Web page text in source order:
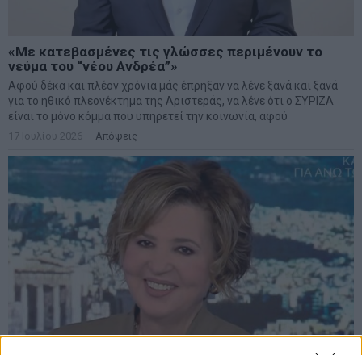
«Με κατεβασμένες τις γλώσσες περιμένουν το
νεύμα του “νέου Ανδρέα”»
Αφού δέκα και πλέον χρόνια μάς έπρηξαν να λένε ξανά και ξανά
για το ηθικό πλεονέκτημα της Αριστεράς, να λένε ότι ο ΣΥΡΙΖΑ
είναι το μόνο κόμμα που υπηρετεί την κοινωνία, αφού
17 Ιουλίου 2026 Απόψεις